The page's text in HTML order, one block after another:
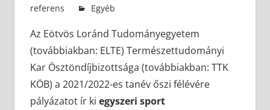
referens
Egyéb
Az Eötvös Loránd Tudományegyetem
(továbbiakban: ELTE) Természettudományi
Kar Ösztöndíjbizottsága (továbbiakban: TTK
KÖB) a 2021/2022-es tanév őszi félévére
pályázatot ír ki egyszeri sport